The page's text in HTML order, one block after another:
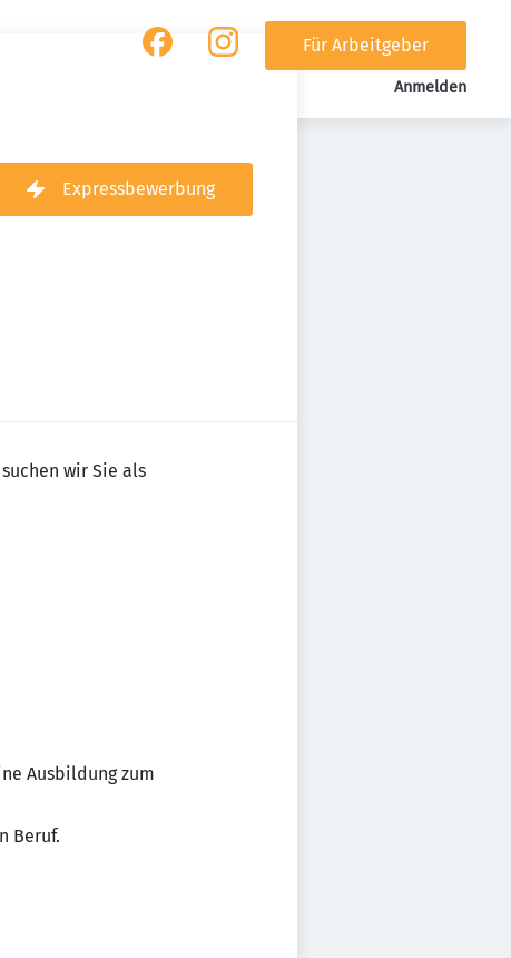
Für Arbeitgeber
Anmelden
Expressbewerbung
wir Sie als
Ausbildung zum
Beruf.